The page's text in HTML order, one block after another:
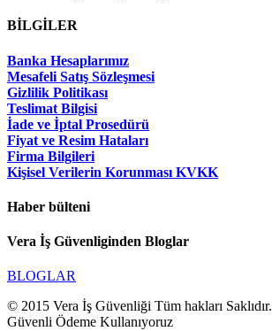
BİLGİLER
Banka Hesaplarımız
Mesafeli Satış Sözleşmesi
Gizlilik Politikası
Teslimat Bilgisi
İade ve İptal Prosedürü
Fiyat ve Resim Hataları
Firma Bilgileri
Kişisel Verilerin Korunması KVKK
Haber bülteni
Vera İş Güvenliginden Bloglar
BLOGLAR
© 2015 Vera İş Güvenliği Tüm hakları Saklıdır.
Güvenli Ödeme Kullanıyoruz